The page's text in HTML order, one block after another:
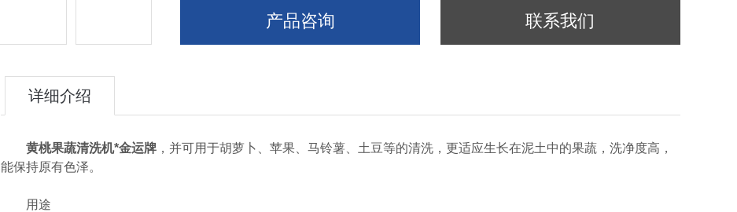
产品咨询 联系我们
详细介绍
黄桃果蔬清洗机*金运牌 ，并可用于胡萝卜、苹果、马铃薯、土豆等的清洗，更适应生长在泥土中的果蔬，洗净度高，
能保持原有色泽。
用途